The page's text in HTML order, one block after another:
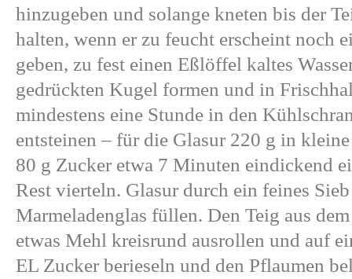
hinzugeben und solange kneten bis der
halten, wenn er zu feucht erscheint noch
geben, zu fest einen Eßlöffel kaltes
gedrückten Kugel formen und in
mindestens eine Stunde in den
entsteinen – für die Glasur 220 g in
80 g Zucker etwa 7 Minuten eindickend
Rest vierteln. Glasur durch ein feines
Marmeladenglas füllen. Den Teig aus
etwas Mehl kreisrund ausrollen und auf
EL Zucker berieseln und den Pflaumen